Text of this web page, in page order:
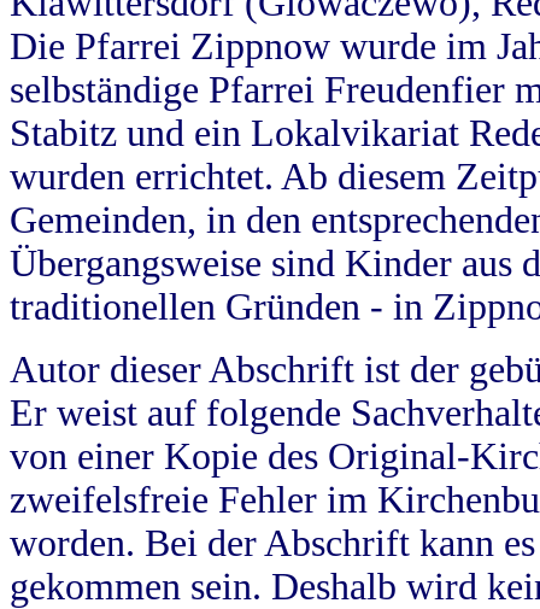
Die Pfarrei Zippnow wurde im
selbständige Pfarrei Freudenfier
Stabitz und ein Lokalvikariat
wurden errichtet. Ab diesem
Gemeinden, in den
Übergangsweise sind Kinder aus
traditionellen Gründen - in
Autor dieser Abschrift ist der
Er weist auf folgende
von einer Kopie des Original-
zweifelsfreie Fehler im
worden. Bei der Abschrift kann
gekommen sein. Deshalb wird